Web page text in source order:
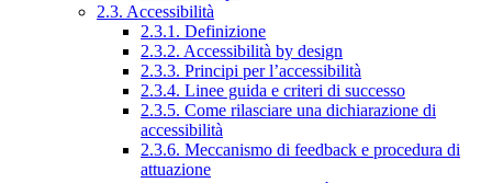
2.3. Accessibilità
2.3.1. Definizione
2.3.2. Accessibilità by design
2.3.3. Principi per l’accessibilità
2.3.4. Linee guida e criteri di successo
2.3.5. Come rilasciare una dichiarazione di
accessibilità
2.3.6. Meccanismo di feedback e procedura di
attuazione